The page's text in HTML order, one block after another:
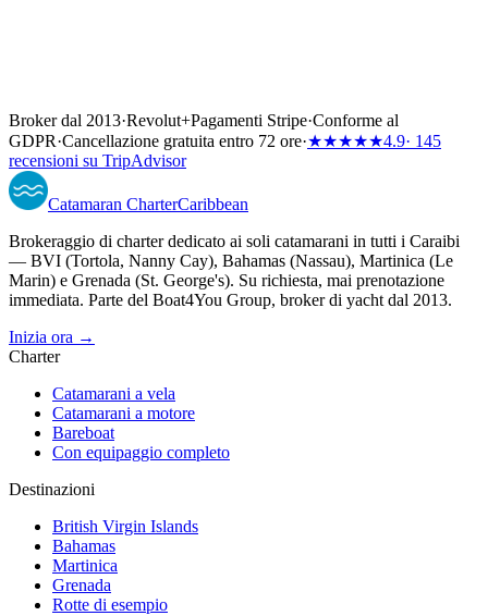
Broker dal 2013·Revolut+Pagamenti Stripe·Conforme al
GDPR·Cancellazione gratuita entro 72 ore·★★★★★4.9· 145
recensioni su TripAdvisor
Catamaran CharterCaribbean
Brokeraggio di charter dedicato ai soli catamarani in tutti i Caraibi
— BVI (Tortola, Nanny Cay), Bahamas (Nassau), Martinica (Le
Marin) e Grenada (St. George's). Su richiesta, mai prenotazione
immediata. Parte del Boat4You Group, broker di yacht dal 2013.
Inizia ora →
Charter
Catamarani a vela
Catamarani a motore
Bareboat
Con equipaggio completo
Destinazioni
British Virgin Islands
Bahamas
Martinica
Grenada
Rotte di esempio